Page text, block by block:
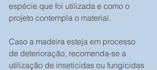
espécie que foi utilizada e como o
projeto contempla o material.
Caso a madeira esteja em processo
de deterioração, recomenda-se a
utilização de inseticidas ou fungicidas